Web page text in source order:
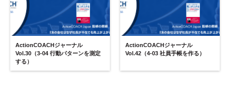
ActionCOACHジャーナル
Vol.30（3-04 行動パターンを測定
する）
ActionCOACHジャーナル
Vol.42（4-03 社員手帳を作る）